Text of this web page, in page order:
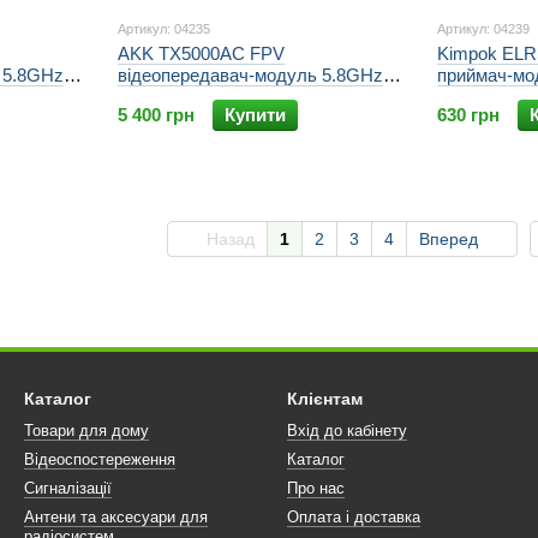
AV,
Артикул: 04235
AKK TX5000AC FPV
відеопередавач-модуль 5.8GHz
5W (6 рівнів) 96Ch (4900–
6060MHz) для дронів, OSD, AV,
5 400 грн Купити
Артикул: 04239
Kimpok
приймач-
15/23 MHz)
SX1278 +
630 грн
Назад 1 2 3 4 Вперед
Каталог
Товари для дому
Відеоспостереження
Сигналізації
Антени та аксесуари для
Клієнтам
Вхід до кабінету
Каталог
Про нас
Оплата і доставка